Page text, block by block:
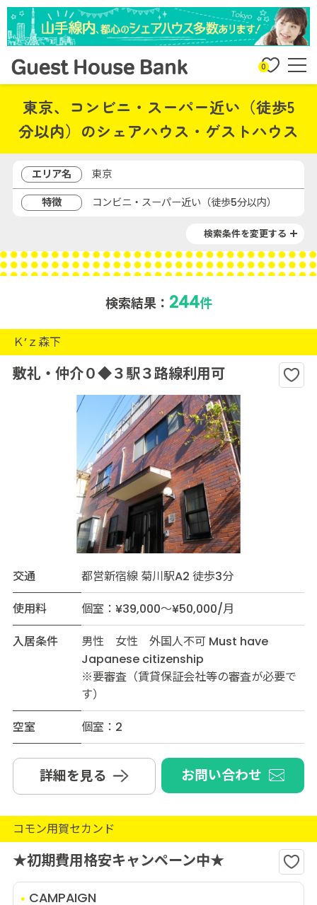
0
東京、コンビニ・スーパー近い（徒歩5
分以内）のシェアハウス・ゲストハウス
エリア名
東京
特徴
コンビニ・スーパー近い（徒歩5分以内）
検索条件を変更する
検索結果： 244件
Ｋ’ｚ森下
敷礼・仲介０◆３駅３路線利用可
交通
都営新宿線 菊川駅A2 徒歩3分
使用料
個室：¥39,000～¥50,000/月
入居条件
男性 女性 外国人不可 Must have
Japanese citizenship
※要審査（賃貸保証会社等の審査が必要で
す）
空室
個室：2
詳細を見る お問い合わせ
コモン用賀セカンド
★初期費用格安キャンペーン中★
CAMPAIGN